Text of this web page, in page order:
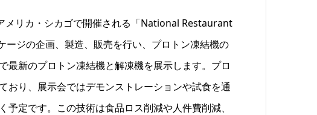
メリカ・シカゴで開催される「National Restaurant
ジの企画、製造、販売を行い、プロトン凍結機の
最新のプロトン凍結機と解凍機を展示します。プロ
おり、展示会ではデモンストレーションや試食を通
定です。この技術は食品ロス削減や人件費削減、